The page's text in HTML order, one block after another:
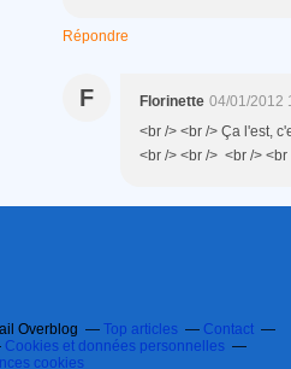
Répondre
F Florinette 04/01/2012
<br /> <br /> Ça l'est,
<br /> <br /> <br /> <br
Overblog Top articles
Contact
Cookies et données personnelles
cookies